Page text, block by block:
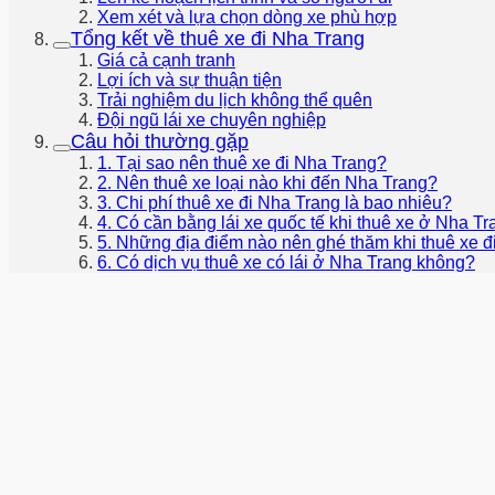
Xem xét và lựa chọn dòng xe phù hợp
Tổng kết về thuê xe đi Nha Trang
Giá cả cạnh tranh
Lợi ích và sự thuận tiện
Trải nghiệm du lịch không thể quên
Đội ngũ lái xe chuyên nghiệp
Câu hỏi thường gặp
1. Tại sao nên thuê xe đi Nha Trang?
2. Nên thuê xe loại nào khi đến Nha Trang?
3. Chi phí thuê xe đi Nha Trang là bao nhiêu?
4. Có cần bằng lái xe quốc tế khi thuê xe ở Nha
5. Những địa điểm nào nên ghé thăm khi thuê xe
6. Có dịch vụ thuê xe có lái ở Nha Trang không?